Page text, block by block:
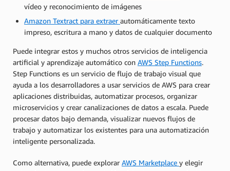
vídeo y reconocimiento de imágenes
Amazon Textract para extraerautomáticamente texto
impreso, escritura a mano y datos de cualquier documento
Puede integrar estos y muchos otros servicios de inteligencia
artificial y aprendizaje automático con AWS Step Functions.
Step Functions es un servicio de flujo de trabajo visual que
ayuda a los desarrolladores a usar servicios de AWS para crear
aplicaciones distribuidas, automatizar procesos, organizar
microservicios y crear canalizaciones de datos a escala. Puede
procesar datos bajo demanda, visualizar nuevos flujos de
trabajo y automatizar los existentes para una automatización
inteligente personalizada.
Como alternativa, puede explorar AWS Marketplace y elegir